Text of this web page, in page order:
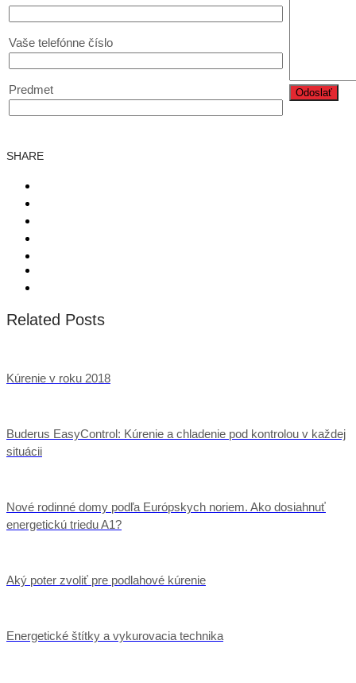
Vaše telefónne číslo
Predmet
SHARE
Related Posts
Kúrenie v roku 2018
Buderus EasyControl: Kúrenie a chladenie pod kontrolou v každej
situácii
Nové rodinné domy podľa Európskych noriem. Ako dosiahnuť
energetickú triedu A1?
Aký poter zvoliť pre podlahové kúrenie
Energetické štítky a vykurovacia technika